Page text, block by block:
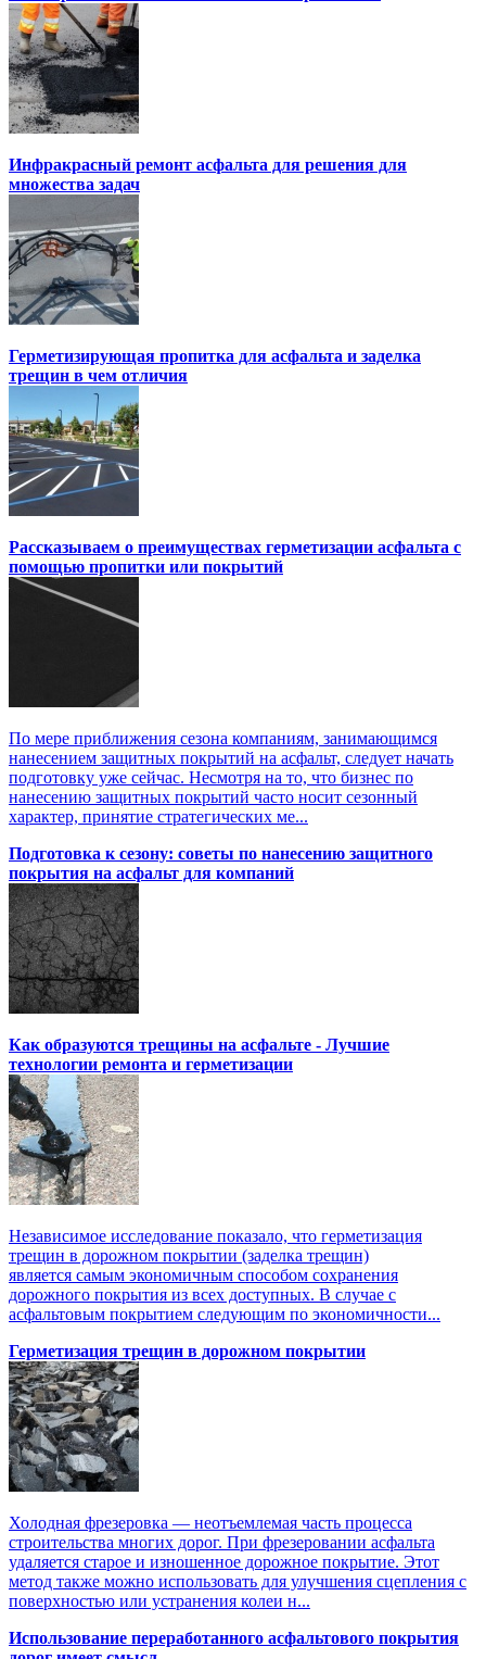
Инфракрасный ремонт асфальта для решения для
множества задач
Герметизирующая пропитка для асфальта и заделка
трещин в чем отличия
Рассказываем о преимуществах герметизации асфальта с
помощью пропитки или покрытий
По мере приближения сезона компаниям, занимающимся
нанесением защитных покрытий на асфальт, следует начать
подготовку уже сейчас. Несмотря на то, что бизнес по
нанесению защитных покрытий часто носит сезонный
характер, принятие стратегических ме...
Подготовка к сезону: советы по нанесению защитного
покрытия на асфальт для компаний
Как образуются трещины на асфальте - Лучшие
технологии ремонта и герметизации
Независимое исследование показало, что герметизация
трещин в дорожном покрытии (заделка трещин)
является самым экономичным способом сохранения
дорожного покрытия из всех доступных. В случае с
асфальтовым покрытием следующим по экономичности...
Герметизация трещин в дорожном покрытии
Холодная фрезеровка — неотъемлемая часть процесса
строительства многих дорог. При фрезеровании асфальта
удаляется старое и изношенное дорожное покрытие. Этот
метод также можно использовать для улучшения сцепления с
поверхностью или устранения колеи н...
Использование переработанного асфальтового покрытия